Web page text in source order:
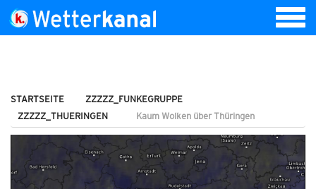
STARTSEITE
ZZZZZ_FUNKEGRUPPE
ZZZZZ_THUERINGEN
Kaum Wolken über Thüringen